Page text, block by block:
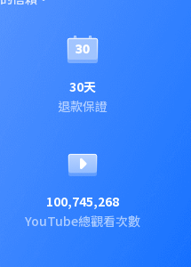
30天
退款保證
100,745,268
YouTube總觀看次數